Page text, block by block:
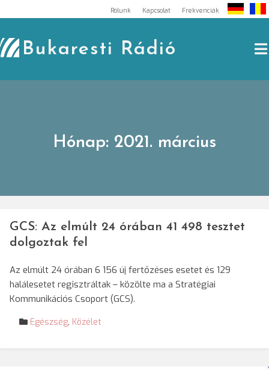
to
content
Rólunk Kapcsolat Frekvenciák
Bukaresti Rádió
Hónap: 2021. március
GCS: Az elmúlt 24 órában 41 498 tesztet
dolgoztak fel
Az elmúlt 24 órában 6 156 új fertőzéses esetet és 129
halálesetet regisztráltak – közölte ma a Stratégiai
Kommunikációs Csoport (GCS).
Egészség, Közélet